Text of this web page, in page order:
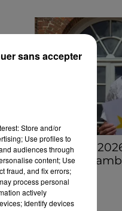
Stars'Terre
dévoile les
À quelques
édition de
septembre 2026
Store and/or
Use profiles to
audiences through
content; Use
fraud, and fix errors;
process personal
actively
Identify devices
sans accepter